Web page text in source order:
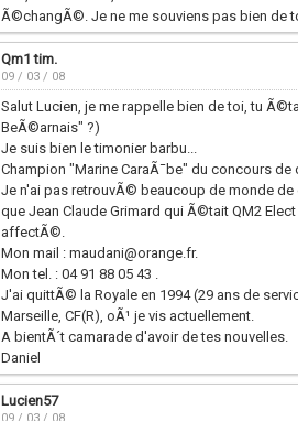
Ã©changÃ©. Je ne me souviens pas bien de
Qm1 tim.
09 / 03 / 08
Salut Lucien, je me rappelle bien de toi, tu
BeÃ©arnais" ?)
Je suis bien le timonier barbu...
Champion "Marine CaraÃ¯be" du concours
Je n'ai pas retrouvÃ© beaucoup de monde de
que Jean Claude Grimard qui Ã©tait QM2
affectÃ©.
Mon mail : maudani@orange.fr.
Mon tel. : 04 91 88 05 43 .
J'ai quittÃ© la Royale en 1994 (29 ans de
Marseille, CF(R), oÃ¹ je vis actuellement.
A bientÃ´t camarade d'avoir de tes nouvelles.
Daniel
Lucien57